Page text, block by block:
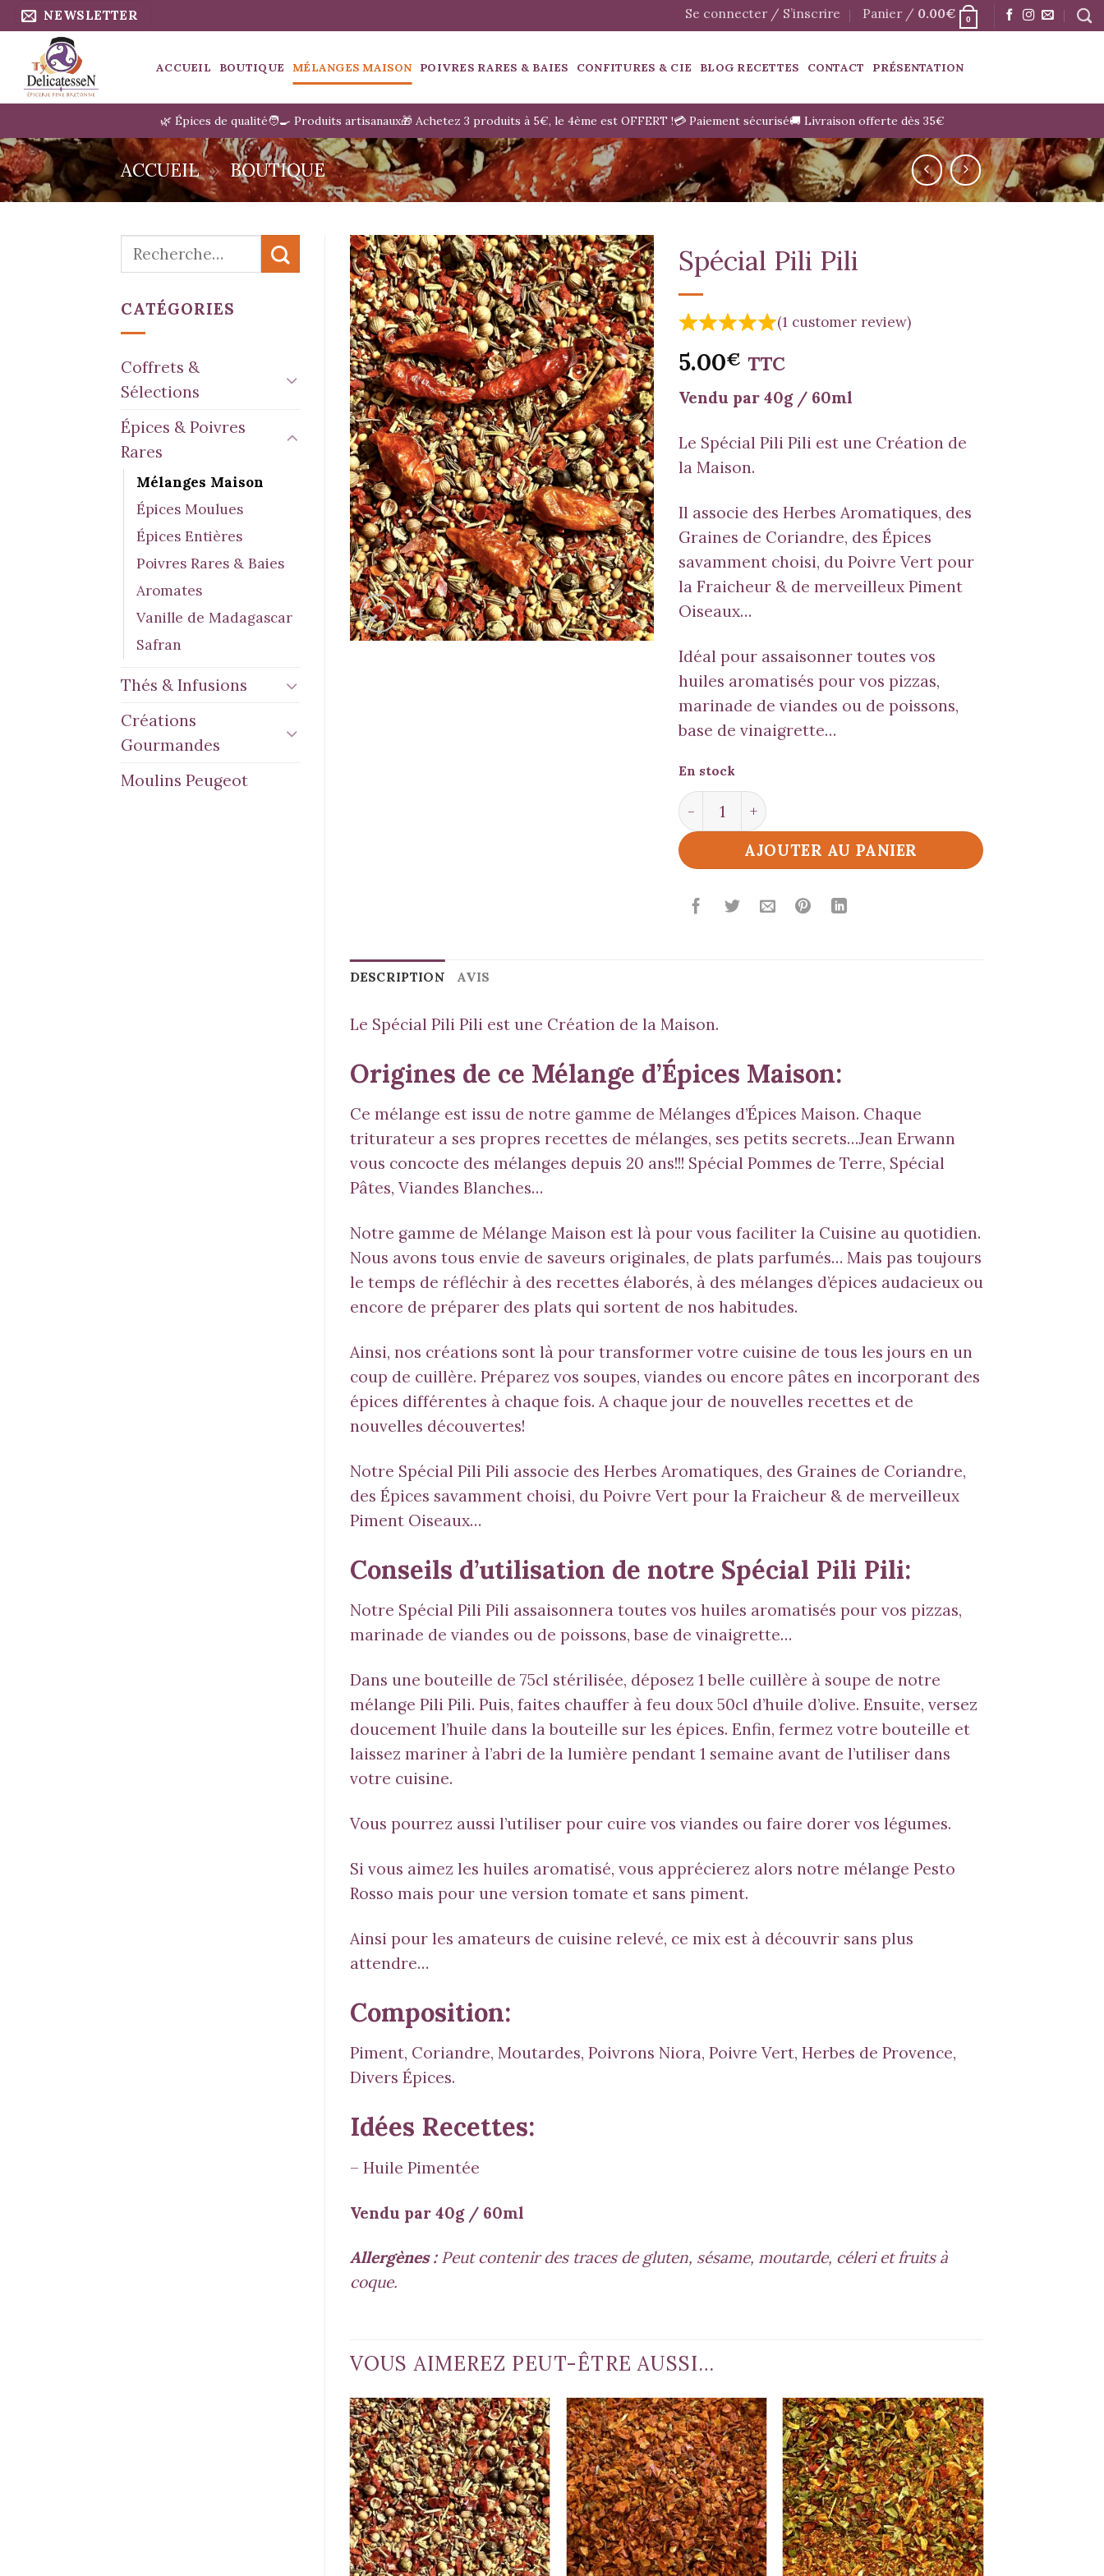
Passer
au
contenu
NEWSLETTER Se connecter / S’inscrire Panier / 0.00€ 0
ACCUEIL BOUTIQUE MÉLANGES MAISON POIVRES RARES & BAIES CONFITURES & CIE BLOG RECETTES CONTACT PRÉSENTATION
🌿 Épices de qualité🧑‍🍳 Produits artisanaux🎁 Achetez 3 produits à 5€, le 4ème est OFFERT !💳 Paiement sécurisé🚚 Livraison offerte dès 35€
ACCUEIL » BOUTIQUE
Recherche
CATÉGORIES
Coffrets &
Sélections
Épices & Poivres
Rares
Mélanges Maison
Épices Moulues
Épices Entières
Poivres Rares & Baies
Aromates
Vanille de Madagascar
Safran
Thés & Infusions
Créations
Gourmandes
Moulins Peugeot
Spécial Pili Pili
(1 customer review)
5.00€ TTC
Vendu par 40g / 60ml
Le Spécial Pili Pili est une Création de
la Maison.
Il associe des Herbes Aromatiques, des
Graines de Coriandre, des Épices
savamment choisi, du Poivre Vert pour
la Fraicheur & de merveilleux Piment
Oiseaux…
Idéal pour assaisonner toutes vos
huiles aromatisés pour vos pizzas,
marinade de viandes ou de poissons,
base de vinaigrette…
En stock
quantité de Spécial Pili Pili
AJOUTER AU PANIER
DESCRIPTION AVIS
Le Spécial Pili Pili est une Création de la Maison.
Origines de ce Mélange d’Épices Maison:
Ce mélange est issu de notre gamme de Mélanges d’Épices Maison. Chaque
triturateur a ses propres recettes de mélanges, ses petits secrets…Jean Erwann
vous concocte des mélanges depuis 20 ans!!! Spécial Pommes de Terre, Spécial
Pâtes, Viandes Blanches…
Notre gamme de Mélange Maison est là pour vous faciliter la Cuisine au quotidien.
Nous avons tous envie de saveurs originales, de plats parfumés… Mais pas toujours
le temps de réfléchir à des recettes élaborés, à des mélanges d’épices audacieux ou
encore de préparer des plats qui sortent de nos habitudes.
Ainsi, nos créations sont là pour transformer votre cuisine de tous les jours en un
coup de cuillère. Préparez vos soupes, viandes ou encore pâtes en incorporant des
épices différentes à chaque fois. A chaque jour de nouvelles recettes et de
nouvelles découvertes!
Notre Spécial Pili Pili associe des Herbes Aromatiques, des Graines de Coriandre,
des Épices savamment choisi, du Poivre Vert pour la Fraicheur & de merveilleux
Piment Oiseaux…
Conseils d’utilisation de notre Spécial Pili Pili:
Notre Spécial Pili Pili assaisonnera toutes vos huiles aromatisés pour vos pizzas,
marinade de viandes ou de poissons, base de vinaigrette…
Dans une bouteille de 75cl stérilisée, déposez 1 belle cuillère à soupe de notre
mélange Pili Pili. Puis, faites chauffer à feu doux 50cl d’huile d’olive. Ensuite, versez
doucement l’huile dans la bouteille sur les épices. Enfin, fermez votre bouteille et
laissez mariner à l’abri de la lumière pendant 1 semaine avant de l’utiliser dans
votre cuisine.
Vous pourrez aussi l’utiliser pour cuire vos viandes ou faire dorer vos légumes.
Si vous aimez les huiles aromatisé, vous apprécierez alors notre mélange Pesto
Rosso mais pour une version tomate et sans piment.
Ainsi pour les amateurs de cuisine relevé, ce mix est à découvrir sans plus
attendre…
Composition:
Piment, Coriandre, Moutardes, Poivrons Niora, Poivre Vert, Herbes de Provence,
Divers Épices.
Idées Recettes:
– Huile Pimentée
Vendu par 40g / 60ml
Allergènes :Peut contenir des traces de gluten, sésame, moutarde, céleri et fruits à
coque.
VOUS AIMEREZ PEUT-ÊTRE AUSSI…